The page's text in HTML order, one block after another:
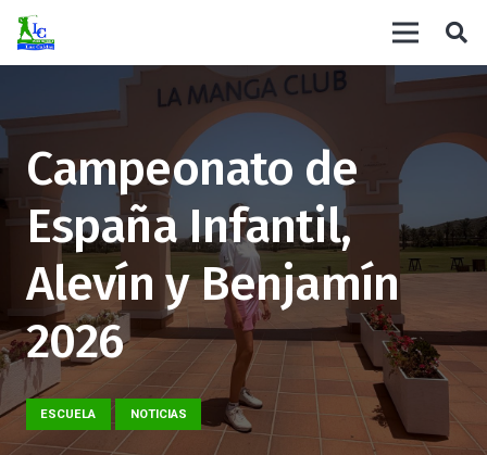
Campeonato de
España Infantil,
Alevín y Benjamín
2026
ESCUELA NOTICIAS